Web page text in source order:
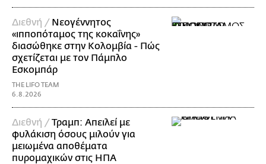
Διεθνή / Νεογέννητος
«ιπποπόταμος της κοκαΐνης»
διασώθηκε στην Κολομβία - Πώς
σχετίζεται με τον Πάμπλο
Εσκομπάρ
THE LIFO TEAM
6.8.2026
Διεθνή /Τραμπ: Απειλεί με
φυλάκιση όσους μιλούν για
μειωμένα αποθέματα
πυρομαχικών στις ΗΠΑ